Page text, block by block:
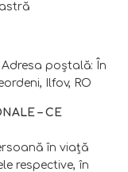
poştală: În
Ilfov, RO
– CE
în viaţă
respective, în